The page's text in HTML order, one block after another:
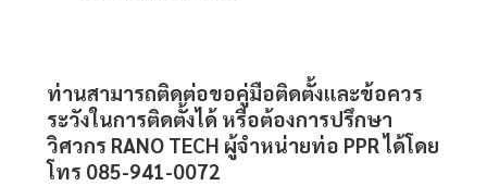
ท่านสามารถติดต่อขอคู่มือติดตั้งและข้อควร
ระวังในการติดตั้งได้ หรือต้องการปรึกษา
วิศวกร RANO TECH ผู้จำหน่ายท่อ PPRได้โดย
โทร 085-941-0072